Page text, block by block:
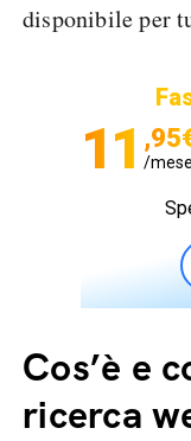
disponibile per
11 /mese
Cos’è e
ricerca